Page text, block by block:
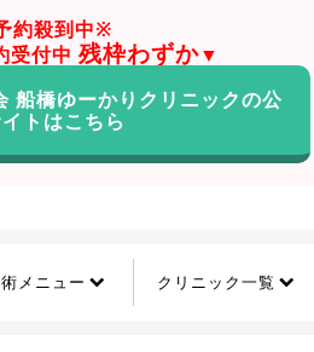
約殺到中※
受付中 残枠わずか▼
船橋ゆーかりクリニックの公
トはこちら
メニュー クリニック一覧